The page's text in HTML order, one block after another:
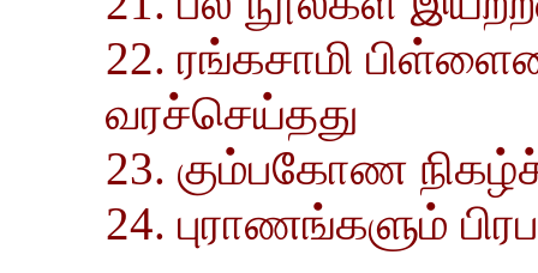
22. ரங்கசாமி
வரச்செய்தது
23. கும்பகோண
24. புராணங்களும்